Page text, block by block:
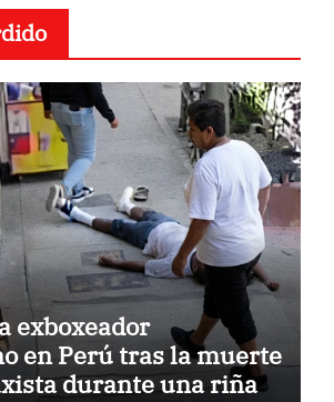
exboxeador
en Perú tras la muerte
durante una riña